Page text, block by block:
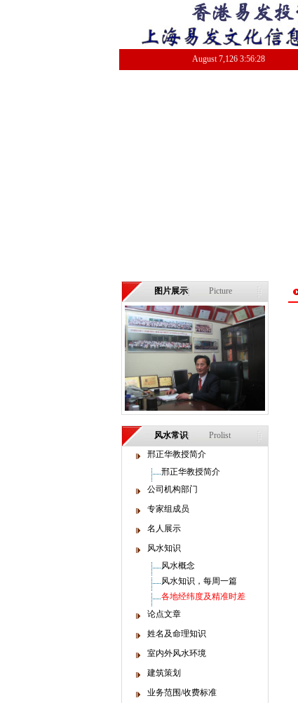
August 7,126 3:56:29
图片展示 Picture
风水常识
Prolist
邢正华教授简介
邢正华教授简介
公司机构部门
专家组成员
名人展示
风水知识
风水概念
风水知识，每周一篇
各地经纬度及精准时差
论点文章
姓名及命理知识
室内外风水环境
建筑策划
业务范围/收费标准